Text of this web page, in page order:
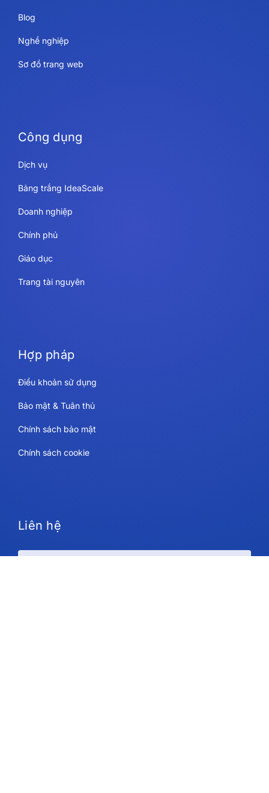
Blog
Nghề nghiệp
Sơ đồ trang web
Công dụng
Dịch vụ
Bảng trắng IdeaScale
Doanh nghiệp
Chính phủ
Giáo dục
Trang tài nguyên
Hợp pháp
Điều khoản sử dụng
Bảo mật & Tuân thủ
Chính sách bảo mật
Chính sách cookie
Liên hệ